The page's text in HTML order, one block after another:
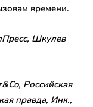
времени.
Шкулев
Российская
правда, Инк.,